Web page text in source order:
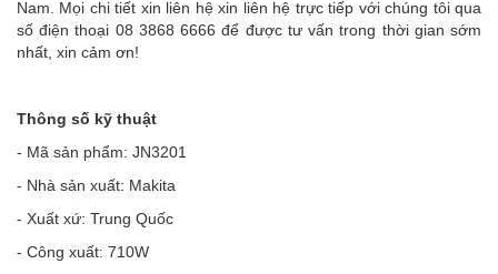
Nam. Mọi chi tiết xin liên hệ xin liên hệ trực tiếp với chúng tôi qua
số điện thoại 08 3868 6666 để được tư vấn trong thời gian sớm
nhất, xin cảm ơn!
Thông số kỹ thuật
- Mã sản phẩm: JN3201
- Nhà sản xuất: Makita
- Xuất xứ: Trung Quốc
- Công xuất: 710W